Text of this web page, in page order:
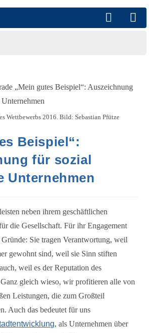
Wettbewerbs 2016. Bild: Sebastian Pfütze
Beispiel“:
für sozial
Unternehmen
neben ihrem geschäftlichen
die Gesellschaft. Für ihr Engagement
Gründe: Sie tragen Verantwortung, weil
gewohnt sind, weil sie Sinn stiften
weil es der Reputation des
gleich wieso, wir profitieren alle von
Leistungen, die zum Großteil
Auch das bedeutet für uns
, als Unternehmen über